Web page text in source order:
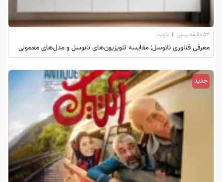
۵۳ دقیقه پیش | بازدید:
معرفی فناوری نانوسل; مقایسه تلویزیون‌های نانوسل و مدل‌های معمولی
جدید